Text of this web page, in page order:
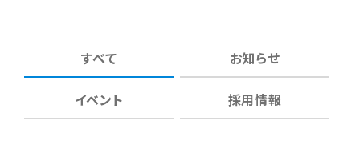
すべて お知らせ
イベント 採用情報